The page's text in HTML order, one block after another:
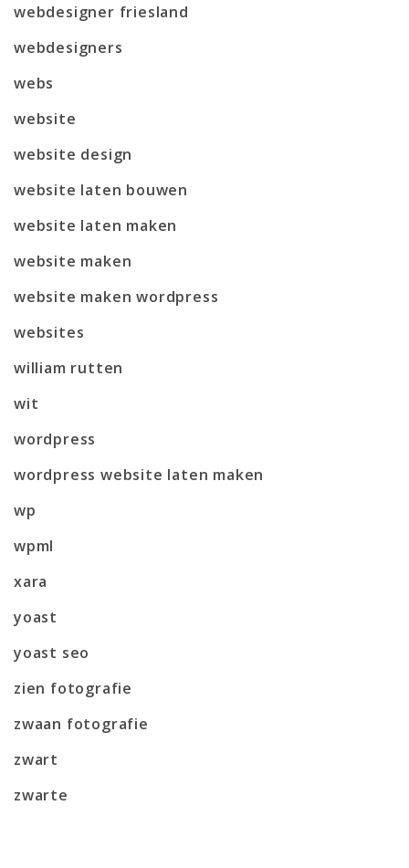
webdesigner friesland
webdesigners
webs
website
website design
website laten bouwen
website laten maken
website maken
website maken wordpress
websites
william rutten
wit
wordpress
wordpress website laten maken
wp
wpml
xara
yoast
yoast seo
zien fotografie
zwaan fotografie
zwart
zwarte